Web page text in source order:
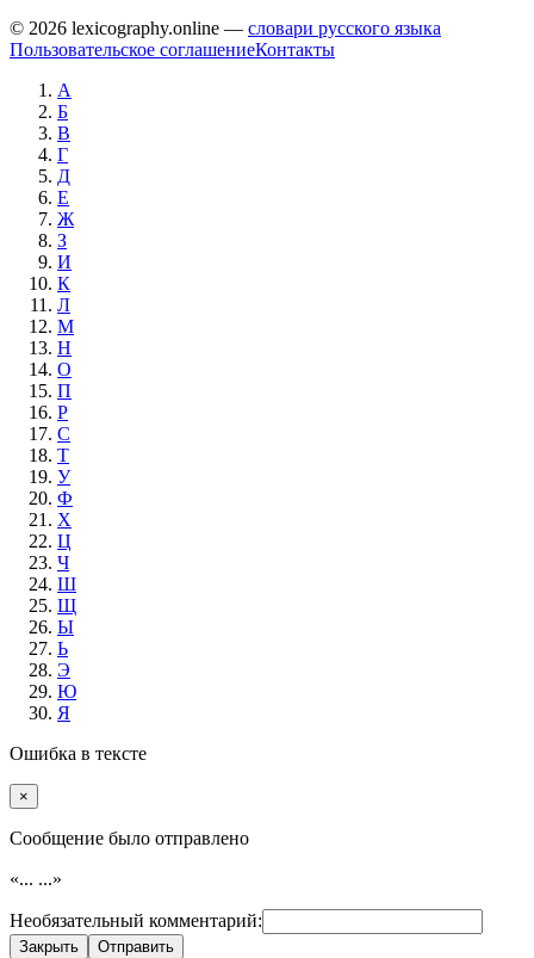
© 2026 lexicography.online — словари русского языка
Пользовательское соглашениеКонтакты
А
Б
В
Г
Д
Е
Ж
З
И
К
Л
М
Н
О
П
Р
С
Т
У
Ф
Х
Ц
Ч
Ш
Щ
Ы
Ь
Э
Ю
Я
Ошибка в тексте
×
Cообщение было отправлено
«... ...»
Необязательный комментарий:
Закрыть Отправить